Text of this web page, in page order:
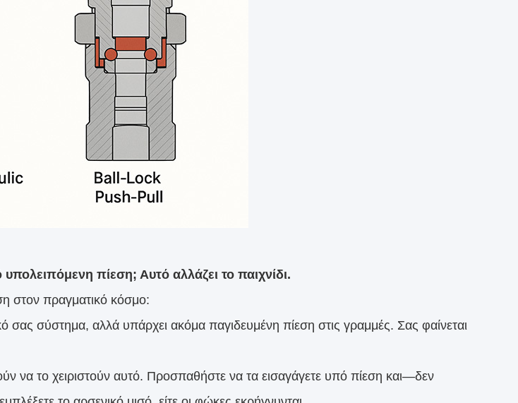
πίεση; Αυτό αλλάζει το παιχνίδι.
στον πραγματικό κόσμο:
σας σύστημα, αλλά υπάρχει ακόμα παγιδευμένη πίεση στις γραμμές. Σας φαίνεται
να το χειριστούν αυτό. Προσπαθήστε να τα εισαγάγετε υπό πίεση και—δεν